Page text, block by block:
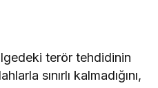
terör tehdidinin
sınırlı kalmadığını,